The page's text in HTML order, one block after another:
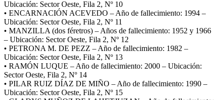
Ubicación: Sector Oeste, Fila 2, Nº 10
• ENCARNACIÓN ACEVEDO – Año de fallecimiento: 1994 –
Ubicación: Sector Oeste, Fila 2, Nº 11
• MANZILLA (dos féretros) – Años de fallecimiento: 1952 y 1966
– Ubicación: Sector Oeste, Fila 2, Nº 12
• PETRONA M. DE PEZZ – Año de fallecimiento: 1982 –
Ubicación: Sector Oeste, Fila 2, Nº 13
• RAMÓN LUQUE – Año de fallecimiento: 2000 – Ubicación:
Sector Oeste, Fila 2, Nº 14
• PILAR RUIZ DÍAZ DE MIÑO – Año de fallecimiento: 1990 –
Ubicación: Sector Oeste, Fila 2, Nº 15